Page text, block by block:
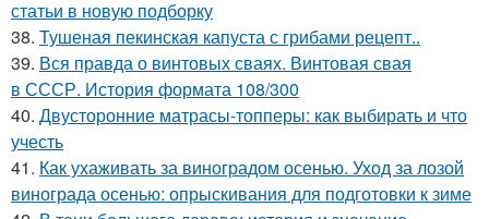
статьи в новую подборку
38. Тушеная пекинская капуста с грибами рецепт..
39. Вся правда о винтовых сваях. Винтовая свая
в СССР. История формата 108/300
40. Двусторонние матрасы-топперы: как выбирать и что
учесть
41. Как ухаживать за виноградом осенью. Уход за лозой
винограда осенью: опрыскивания для подготовки к зиме